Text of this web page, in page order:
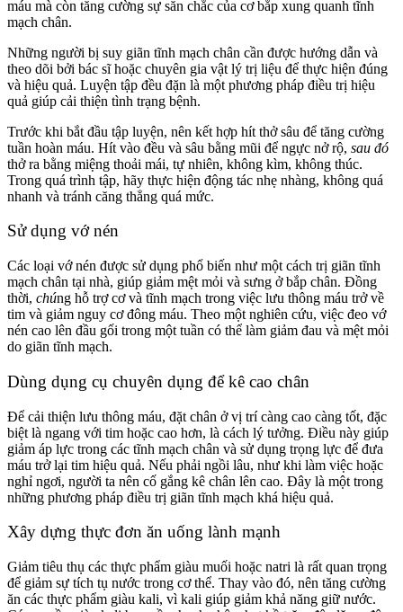
máu mà còn tăng cường sự săn chắc của cơ bắp xung quanh tĩnh
mạch chân.
Những người bị suy giãn tĩnh mạch chân cần được hướng dẫn và
theo dõi bởi bác sĩ hoặc chuyên gia vật lý trị liệu để thực hiện đúng
và hiệu quả. Luyện tập đều đặn là một phương pháp điều trị hiệu
quả giúp cải thiện tình trạng bệnh.
Trước khi bắt đầu tập luyện, nên kết hợp hít thở sâu để tăng cường
tuần hoàn máu. Hít vào đều và sâu bằng mũi để ngực nở rộ, sau đó
thở ra bằng miệng thoải mái, tự nhiên, không kìm, không thúc.
Trong quá trình tập, hãy thực hiện động tác nhẹ nhàng, không quá
nhanh và tránh căng thẳng quá mức.
Sử dụng vớ nén
Các loại vớ nén được sử dụng phổ biến như một cách trị giãn tĩnh
mạch chân tại nhà, giúp giảm mệt mỏi và sưng ở bắp chân. Đồng
thời, chúng hỗ trợ cơ và tĩnh mạch trong việc lưu thông máu trở về
tim và giảm nguy cơ đông máu. Theo một nghiên cứu, việc đeo vớ
nén cao lên đầu gối trong một tuần có thể làm giảm đau và mệt mỏi
do giãn tĩnh mạch.
Dùng dụng cụ chuyên dụng để kê cao chân
Để cải thiện lưu thông máu, đặt chân ở vị trí càng cao càng tốt, đặc
biệt là ngang với tim hoặc cao hơn, là cách lý tưởng. Điều này giúp
giảm áp lực trong các tĩnh mạch chân và sử dụng trọng lực để đưa
máu trở lại tim hiệu quả. Nếu phải ngồi lâu, như khi làm việc hoặc
nghỉ ngơi, người ta nên cố gắng kê chân lên cao. Đây là một trong
những phương pháp điều trị giãn tĩnh mạch khá hiệu quả.
Xây dựng thực đơn ăn uống lành mạnh
Giảm tiêu thụ các thực phẩm giàu muối hoặc natri là rất quan trọng
để giảm sự tích tụ nước trong cơ thể. Thay vào đó, nên tăng cường
ăn các thực phẩm giàu kali, vì kali giúp giảm khả năng giữ nước.